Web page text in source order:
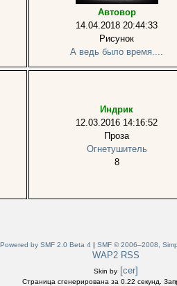
Автовор
14.04.2018 20:44:33
Рисунок
А ведь было время....
Индрик
12.03.2016 14:16:52
Проза
Огнетушитель
8
Powered by SMF 2.0 Beta 4 SMF © 2006–2008,
WAP2 RSS
Skin by [cer]
Страница сгенерирована за 0.22 секунд.